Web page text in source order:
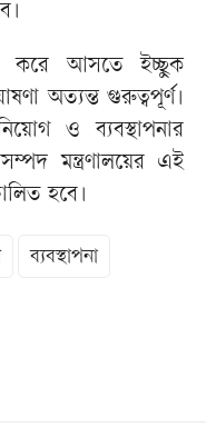
করে আসতে ইচ্ছুক
অত্যন্ত গুরুত্বপূর্ণ।
ও ব্যবস্থাপনার
মন্ত্রণালয়ের এই
হবে।
ব্যবস্থাপনা